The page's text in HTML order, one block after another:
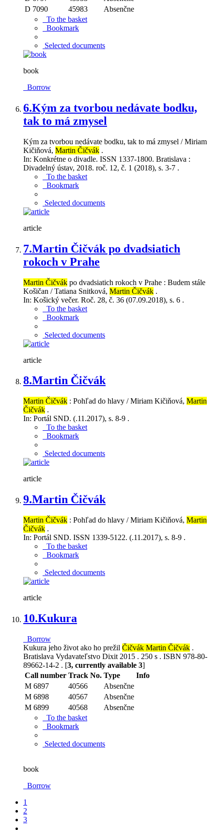
D 7090
45983
Absenčne
To the basket
Bookmark
Selected documents
book
Borrow
6.Kým za tvorbou nedávate bodku,
tak to má zmysel
Kým za tvorbou nedávate bodku, tak to má zmysel / Miriam
Kičiňová, Martin Čičvák .
In: Konkrétne o divadle. ISSN 1337-1800. Bratislava :
Divadelný ústav, 2018. roč. 12, č. 1 (2018), s. 3-7 .
To the basket
Bookmark
Selected documents
article
7.Martin Čičvák po dvadsiatich
rokoch v Prahe
Martin Čičvák po dvadsiatich rokoch v Prahe : Budem stále
Košičan / Tatiana Snitková, Martin Čičvák .
In: Košický večer. Roč. 28, č. 36 (07.09.2018), s. 6 .
To the basket
Bookmark
Selected documents
article
8.Martin Čičvák
Martin Čičvák : Pohľad do hlavy / Miriam Kičiňová, Martin
Čičvák .
In: Portál SND. (.11.2017), s. 8-9 .
To the basket
Bookmark
Selected documents
article
9.Martin Čičvák
Martin Čičvák : Pohľad do hlavy / Miriam Kičiňová, Martin
Čičvák .
In: Portál SND. ISSN 1339-5122. (.11.2017), s. 8-9 .
To the basket
Bookmark
Selected documents
article
10.Kukura
Borrow
Kukura jeho život ako ho prežil Čičvák Martin Čičvák .
Bratislava Vydavateľstvo Dixit 2015 . 250 s . ISBN 978-80-
89662-14-2 . [3, currently available 3]
Call number Track No. Type
Info
M 6897
40566
Absenčne
M 6898
40567
Absenčne
M 6899
40568
Absenčne
To the basket
Bookmark
Selected documents